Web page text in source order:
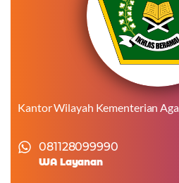
Kantor Wilayah Kementerian
081128099990
WA Layanan